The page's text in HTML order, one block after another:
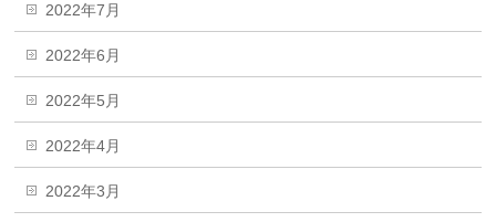
2022年7月
2022年6月
2022年5月
2022年4月
2022年3月